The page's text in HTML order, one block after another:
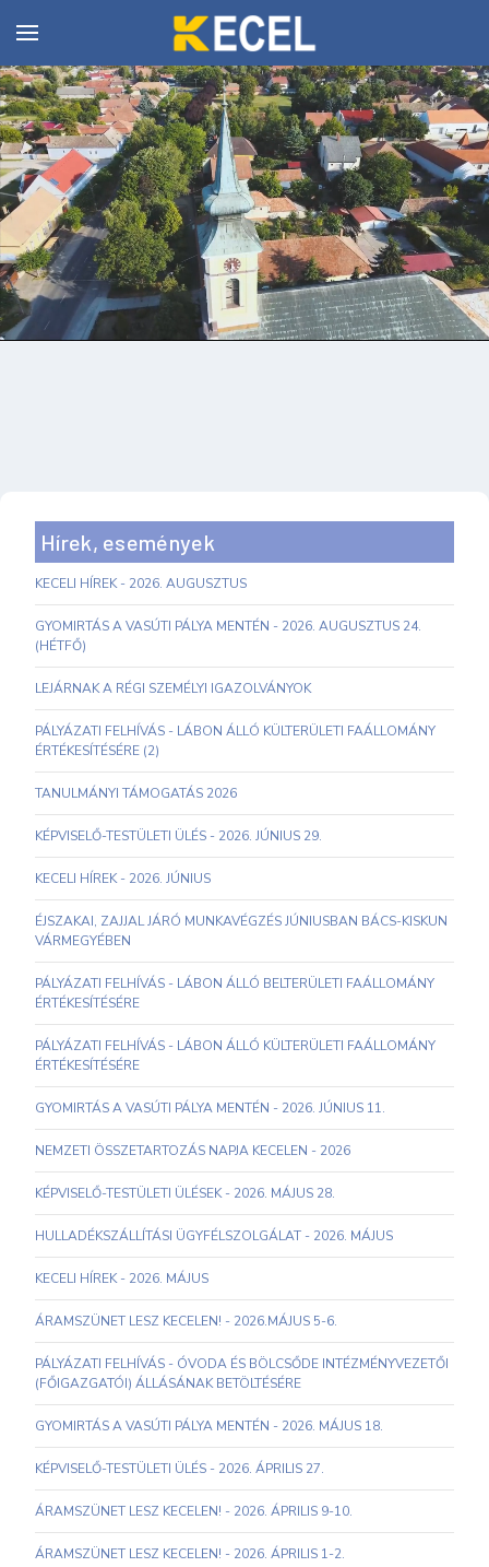
Hírek, események
KECELI HÍREK - 2026. AUGUSZTUS
GYOMIRTÁS A VASÚTI PÁLYA MENTÉN - 2026. AUGUSZTUS 24.
(HÉTFŐ)
LEJÁRNAK A RÉGI SZEMÉLYI IGAZOLVÁNYOK
PÁLYÁZATI FELHÍVÁS - LÁBON ÁLLÓ KÜLTERÜLETI FAÁLLOMÁNY
ÉRTÉKESÍTÉSÉRE (2)
TANULMÁNYI TÁMOGATÁS 2026
KÉPVISELŐ-TESTÜLETI ÜLÉS - 2026. JÚNIUS 29.
KECELI HÍREK - 2026. JÚNIUS
ÉJSZAKAI, ZAJJAL JÁRÓ MUNKAVÉGZÉS JÚNIUSBAN BÁCS-KISKUN
VÁRMEGYÉBEN
PÁLYÁZATI FELHÍVÁS - LÁBON ÁLLÓ BELTERÜLETI FAÁLLOMÁNY
ÉRTÉKESÍTÉSÉRE
PÁLYÁZATI FELHÍVÁS - LÁBON ÁLLÓ KÜLTERÜLETI FAÁLLOMÁNY
ÉRTÉKESÍTÉSÉRE
GYOMIRTÁS A VASÚTI PÁLYA MENTÉN - 2026. JÚNIUS 11.
NEMZETI ÖSSZETARTOZÁS NAPJA KECELEN - 2026
KÉPVISELŐ-TESTÜLETI ÜLÉSEK - 2026. MÁJUS 28.
HULLADÉKSZÁLLÍTÁSI ÜGYFÉLSZOLGÁLAT - 2026. MÁJUS
KECELI HÍREK - 2026. MÁJUS
ÁRAMSZÜNET LESZ KECELEN! - 2026.MÁJUS 5-6.
PÁLYÁZATI FELHÍVÁS - ÓVODA ÉS BÖLCSŐDE INTÉZMÉNYVEZETŐI
(FŐIGAZGATÓI) ÁLLÁSÁNAK BETÖLTÉSÉRE
GYOMIRTÁS A VASÚTI PÁLYA MENTÉN - 2026. MÁJUS 18.
KÉPVISELŐ-TESTÜLETI ÜLÉS - 2026. ÁPRILIS 27.
ÁRAMSZÜNET LESZ KECELEN! - 2026. ÁPRILIS 9-10.
ÁRAMSZÜNET LESZ KECELEN! - 2026. ÁPRILIS 1-2.